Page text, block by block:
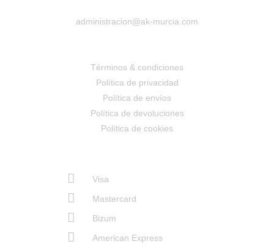
administracion@ak-murcia.com
Términos & condiciones
Política de privacidad
Política de envíos
Política de devoluciones
Política de cookies
Visa
Mastercard
Bizum
American Express